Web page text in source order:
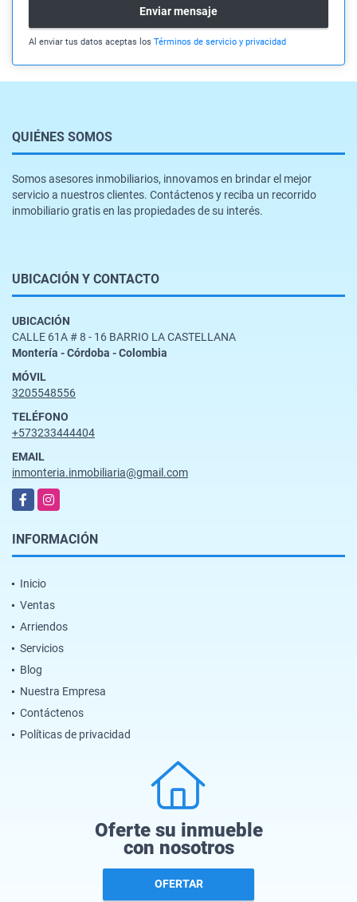
Enviar mensaje
Al enviar tus datos aceptas los Términos de servicio y privacidad
QUIÉNES SOMOS
Somos asesores inmobiliarios, innovamos en brindar el mejor
servicio a nuestros clientes. Contáctenos y reciba un recorrido
inmobiliario gratis en las propiedades de su interés.
UBICACIÓN Y CONTACTO
UBICACIÓN
CALLE 61A # 8 - 16 BARRIO LA CASTELLANA
Montería - Córdoba - Colombia
MÓVIL
3205548556
TELÉFONO
+573233444404
EMAIL
inmonteria.inmobiliaria@gmail.com
FacebookInstagram
INFORMACIÓN
Inicio
Ventas
Arriendos
Servicios
Blog
Nuestra Empresa
Contáctenos
Políticas de privacidad
Oferte su inmueble
con nosotros
OFERTAR